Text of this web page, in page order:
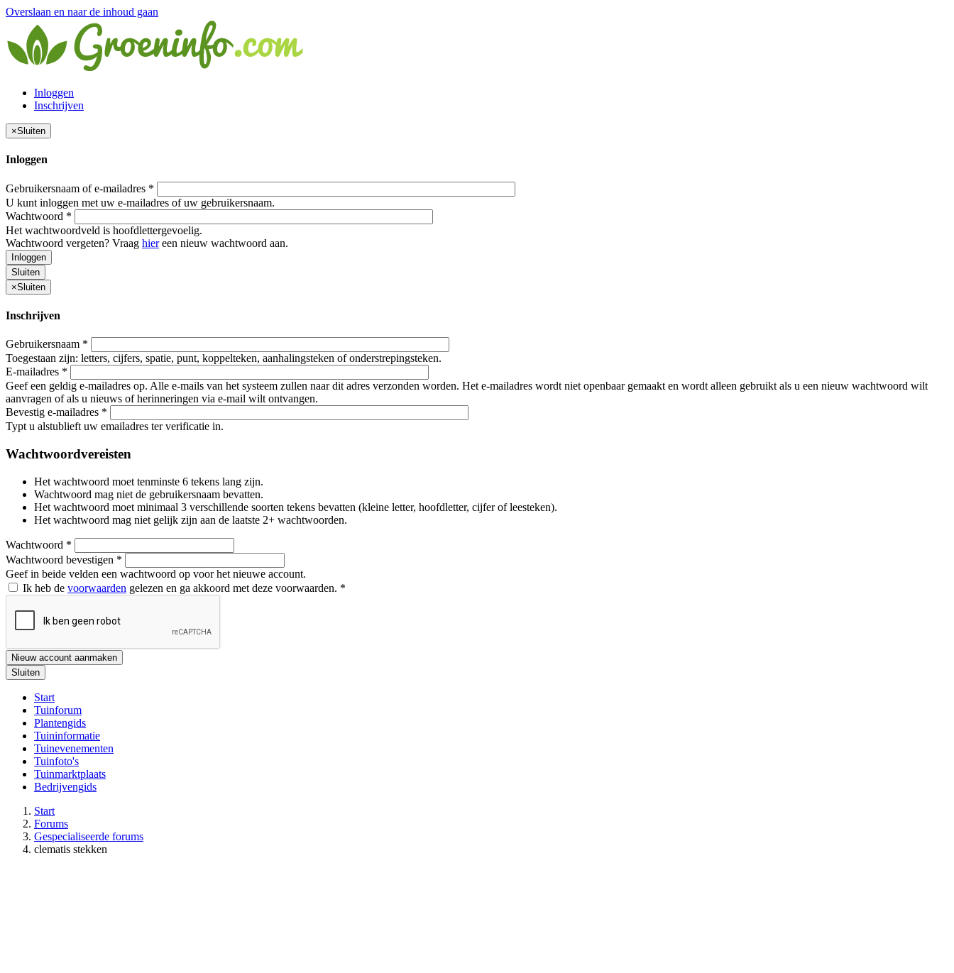
Overslaan en naar de inhoud gaan
Inloggen
Inschrijven
×Sluiten
Inloggen
Gebruikersnaam of e-mailadres *
U kunt inloggen met uw e-mailadres of uw gebruikersnaam.
Wachtwoord *
Het wachtwoordveld is hoofdlettergevoelig.
Wachtwoord vergeten? Vraag hiereen nieuw wachtwoord aan.
Inloggen
Sluiten
×Sluiten
Inschrijven
Gebruikersnaam *
Toegestaan zijn: letters, cijfers, spatie, punt, koppelteken, aanhalingsteken of onderstrepingsteken.
E-mailadres *
Geef een geldig e-mailadres op. Alle e-mails van het systeem zullen naar dit adres verzonden worden. Het e-mailadres wordt niet openbaar gemaakt en wordt alleen gebruikt als u een nieuw wachtwoord wilt
aanvragen of als u nieuws of herinneringen via e-mail wilt ontvangen.
Bevestig e-mailadres *
Typt u alstublieft uw emailadres ter verificatie in.
Wachtwoordvereisten
Het wachtwoord moet tenminste 6 tekens lang zijn.
Wachtwoord mag niet de gebruikersnaam bevatten.
Het wachtwoord moet minimaal 3 verschillende soorten tekens bevatten (kleine letter, hoofdletter, cijfer of leesteken).
Het wachtwoord mag niet gelijk zijn aan de laatste 2+ wachtwoorden.
Wachtwoord *
Wachtwoord bevestigen *
Geef in beide velden een wachtwoord op voor het nieuwe account.
Ik heb de voorwaarden gelezen en ga akkoord met deze voorwaarden. *
Nieuw account aanmaken
Sluiten
Start
Tuinforum
Plantengids
Tuininformatie
Tuinevenementen
Tuinfoto's
Tuinmarktplaats
Bedrijvengids
Start
Forums
Gespecialiseerde forums
clematis stekken